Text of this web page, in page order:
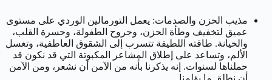
مذيب الحزن والصدمات: يعمل التورمالين الوردي على مستوى
عميق لتخفيف وطأة الحزن، وجروح الطفولة، وحسرة القلب،
والخيانة. طاقته اللطيفة تتسرب إلى الشقوق العاطفية، وتغسل
الألم، وتساعد على إطلاق المشاعر المكبوتة التي قد نكون قد
حملناها لسنوات. إنه يذكرنا بأنه من الآمن أن نشعر، ومن الآمن
أن نطلق ما يؤلمنا.